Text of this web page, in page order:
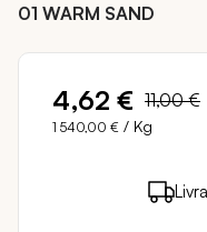
01 WARM SAND
4,62 € 11,00 €
1 540,00 € / Kg
4 points de